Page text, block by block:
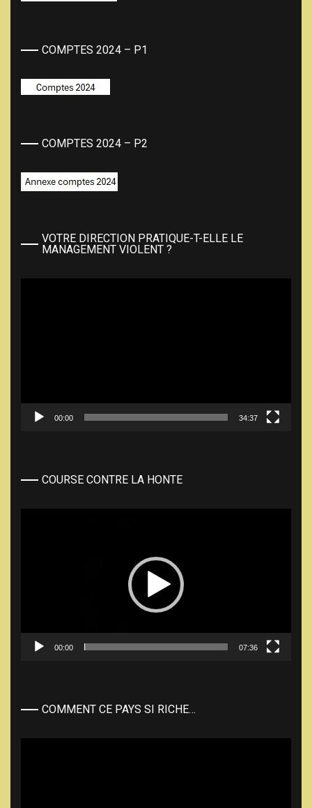
COMPTES 2024 – P1
COMPTES 2024 – P2
VOTRE DIRECTION PRATIQUE-T-ELLE LE
MANAGEMENT VIOLENT ?
00:00 34:37
COURSE CONTRE LA HONTE
00:00 07:36
COMMENT CE PAYS SI RICHE…